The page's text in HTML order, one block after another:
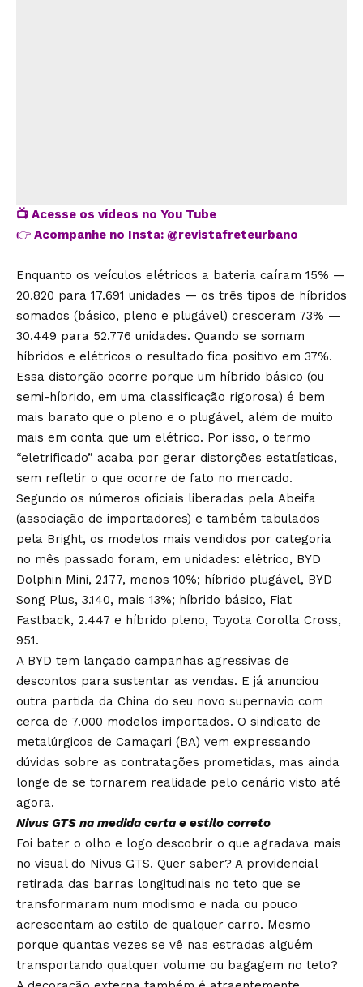
📺 Acesse os vídeos no You Tube
👉 Acompanhe no Insta: @revistafreteurbano
Enquanto os veículos elétricos a bateria caíram 15% —
20.820 para 17.691 unidades — os três tipos de híbridos
somados (básico, pleno e plugável) cresceram 73% —
30.449 para 52.776 unidades. Quando se somam
híbridos e elétricos o resultado fica positivo em 37%.
Essa distorção ocorre porque um híbrido básico (ou
semi-híbrido, em uma classificação rigorosa) é bem
mais barato que o pleno e o plugável, além de muito
mais em conta que um elétrico. Por isso, o termo
“eletrificado” acaba por gerar distorções estatísticas,
sem refletir o que ocorre de fato no mercado.
Segundo os números oficiais liberadas pela Abeifa
(associação de importadores) e também tabulados
pela Bright, os modelos mais vendidos por categoria
no mês passado foram, em unidades: elétrico, BYD
Dolphin Mini, 2.177, menos 10%; híbrido plugável, BYD
Song Plus, 3.140, mais 13%; híbrido básico, Fiat
Fastback, 2.447 e híbrido pleno, Toyota Corolla Cross,
951.
A BYD tem lançado campanhas agressivas de
descontos para sustentar as vendas. E já anunciou
outra partida da China do seu novo supernavio com
cerca de 7.000 modelos importados. O sindicato de
metalúrgicos de Camaçari (BA) vem expressando
dúvidas sobre as contratações prometidas, mas ainda
longe de se tornarem realidade pelo cenário visto até
agora.
Nivus GTS na medida certa e estilo correto
Foi bater o olho e logo descobrir o que agradava mais
no visual do Nivus GTS. Quer saber? A providencial
retirada das barras longitudinais no teto que se
transformaram num modismo e nada ou pouco
acrescentam ao estilo de qualquer carro. Mesmo
porque quantas vezes se vê nas estradas alguém
transportando qualquer volume ou bagagem no teto?